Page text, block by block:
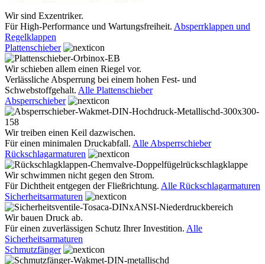
Wir sind Exzentriker.
Für High-Performance und Wartungsfreiheit. Absperrklappen und
Regelklappen
Plattenschieber
Wir schieben allem einen Riegel vor.
Verlässliche Absperrung bei einem hohen Fest- und
Schwebstoffgehalt. Alle Plattenschieber
Absperrschieber
Wir treiben einen Keil dazwischen.
Für einen minimalen Druckabfall. Alle Absperrschieber
Rückschlagarmaturen
Wir schwimmen nicht gegen den Strom.
Für Dichtheit entgegen der Fließrichtung. Alle Rückschlagarmaturen
Sicherheitsarmaturen
Wir bauen Druck ab.
Für einen zuverlässigen Schutz Ihrer Investition. Alle
Sicherheitsarmaturen
Schmutzfänger